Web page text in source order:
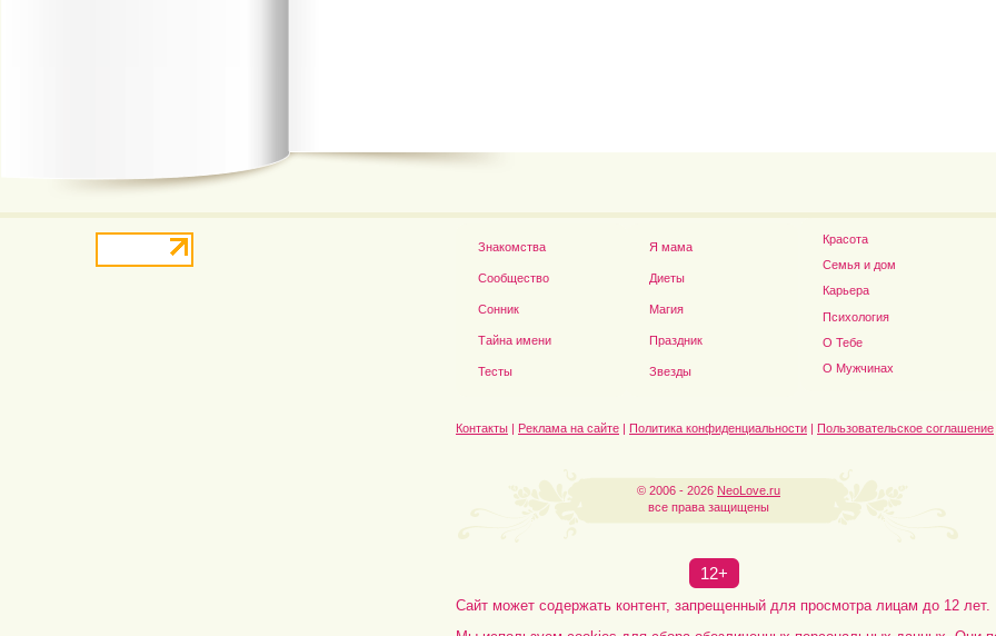
Дэниел Рэдклифф...
Знакомства
Сообщество
Сонник
Тайна имени
Тесты
Я мама
Диеты
Магия
Праздник
Звезды
Красота
Семья и дом
Карьера
Психология
О Тебе
О Мужчинах
Контакты Реклама на сайте Политика конфиденциальности Пользовательское соглашение
© 2006 - 2026 NeoLove.ru
все права защищены
12+
Сайт может содержать контент, запрещенный для просмотра лицам до 12 лет.